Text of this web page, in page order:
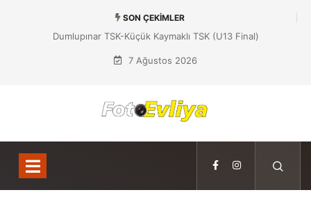
SON ÇEKIMLER
Dumlupınar
7 Ağustos 2026